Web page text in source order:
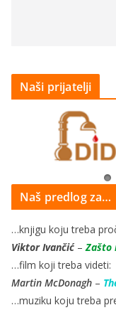
Naši prijatelji
Naš predlog za…
…knjigu koju treba
Viktor Ivančić–Zašto
…film koji treba videti:
Martin McDonagh –
…muziku koju treba